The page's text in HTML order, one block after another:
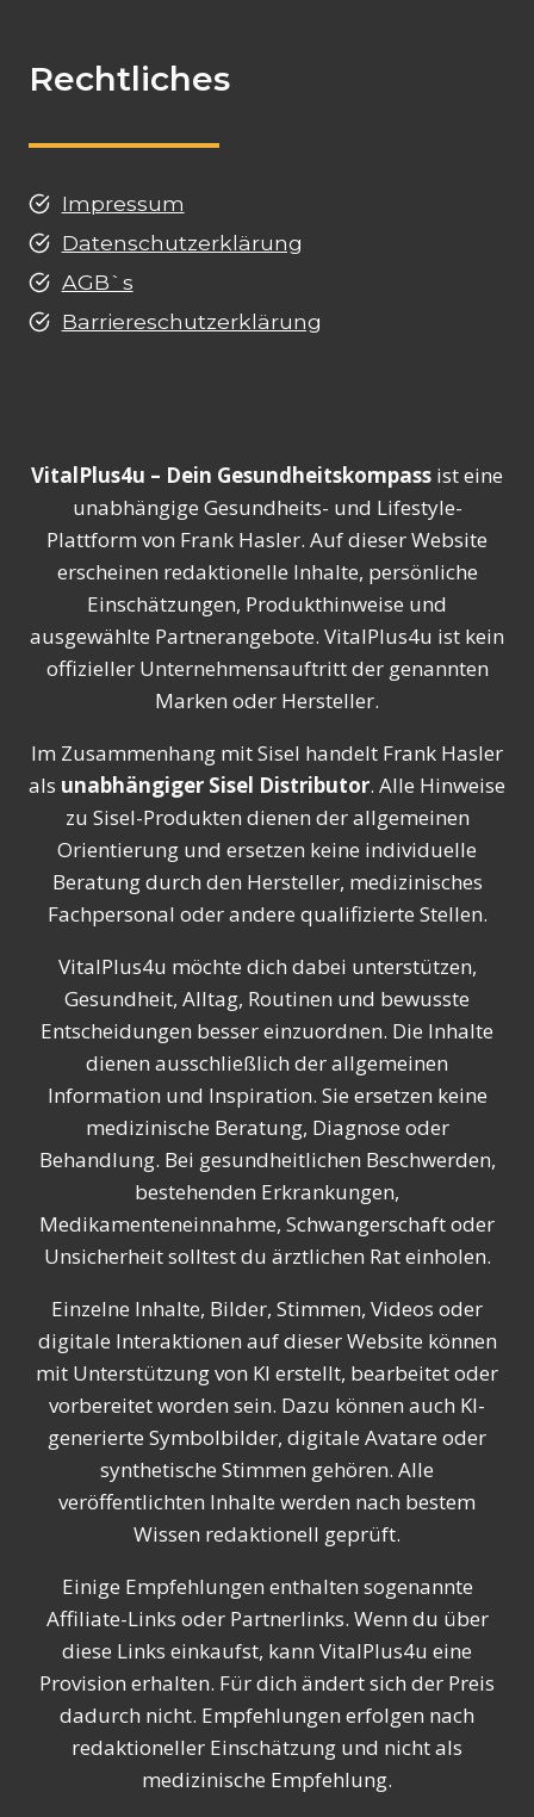
Rechtliches
Impressum
Datenschutzerklärung
AGB`s
Barriereschutzerklärung
VitalPlus4u – Dein Gesundheitskompass ist eine
unabhängige Gesundheits- und Lifestyle-
Plattform von Frank Hasler. Auf dieser Website
erscheinen redaktionelle Inhalte, persönliche
Einschätzungen, Produkthinweise und
ausgewählte Partnerangebote. VitalPlus4u ist kein
offizieller Unternehmensauftritt der genannten
Marken oder Hersteller.
Im Zusammenhang mit Sisel handelt Frank Hasler
als unabhängiger Sisel Distributor. Alle Hinweise
zu Sisel-Produkten dienen der allgemeinen
Orientierung und ersetzen keine individuelle
Beratung durch den Hersteller, medizinisches
Fachpersonal oder andere qualifizierte Stellen.
VitalPlus4u möchte dich dabei unterstützen,
Gesundheit, Alltag, Routinen und bewusste
Entscheidungen besser einzuordnen. Die Inhalte
dienen ausschließlich der allgemeinen
Information und Inspiration. Sie ersetzen keine
medizinische Beratung, Diagnose oder
Behandlung. Bei gesundheitlichen Beschwerden,
bestehenden Erkrankungen,
Medikamenteneinnahme, Schwangerschaft oder
Unsicherheit solltest du ärztlichen Rat einholen.
Einzelne Inhalte, Bilder, Stimmen, Videos oder
digitale Interaktionen auf dieser Website können
mit Unterstützung von KI erstellt, bearbeitet oder
vorbereitet worden sein. Dazu können auch KI-
generierte Symbolbilder, digitale Avatare oder
synthetische Stimmen gehören. Alle
veröffentlichten Inhalte werden nach bestem
Wissen redaktionell geprüft.
Einige Empfehlungen enthalten sogenannte
Affiliate-Links oder Partnerlinks. Wenn du über
diese Links einkaufst, kann VitalPlus4u eine
Provision erhalten. Für dich ändert sich der Preis
dadurch nicht. Empfehlungen erfolgen nach
redaktioneller Einschätzung und nicht als
medizinische Empfehlung.